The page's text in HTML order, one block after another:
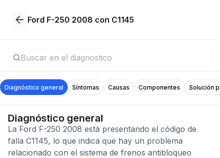
Ford F-250 2008 con C1145
Diagnóstico general Síntomas Causas Componentes Solución
Diagnóstico general
La Ford F-250 2008 está presentando el código de
falla C1145, lo que indica que hay un problema
relacionado con el sistema de frenos antibloqueo